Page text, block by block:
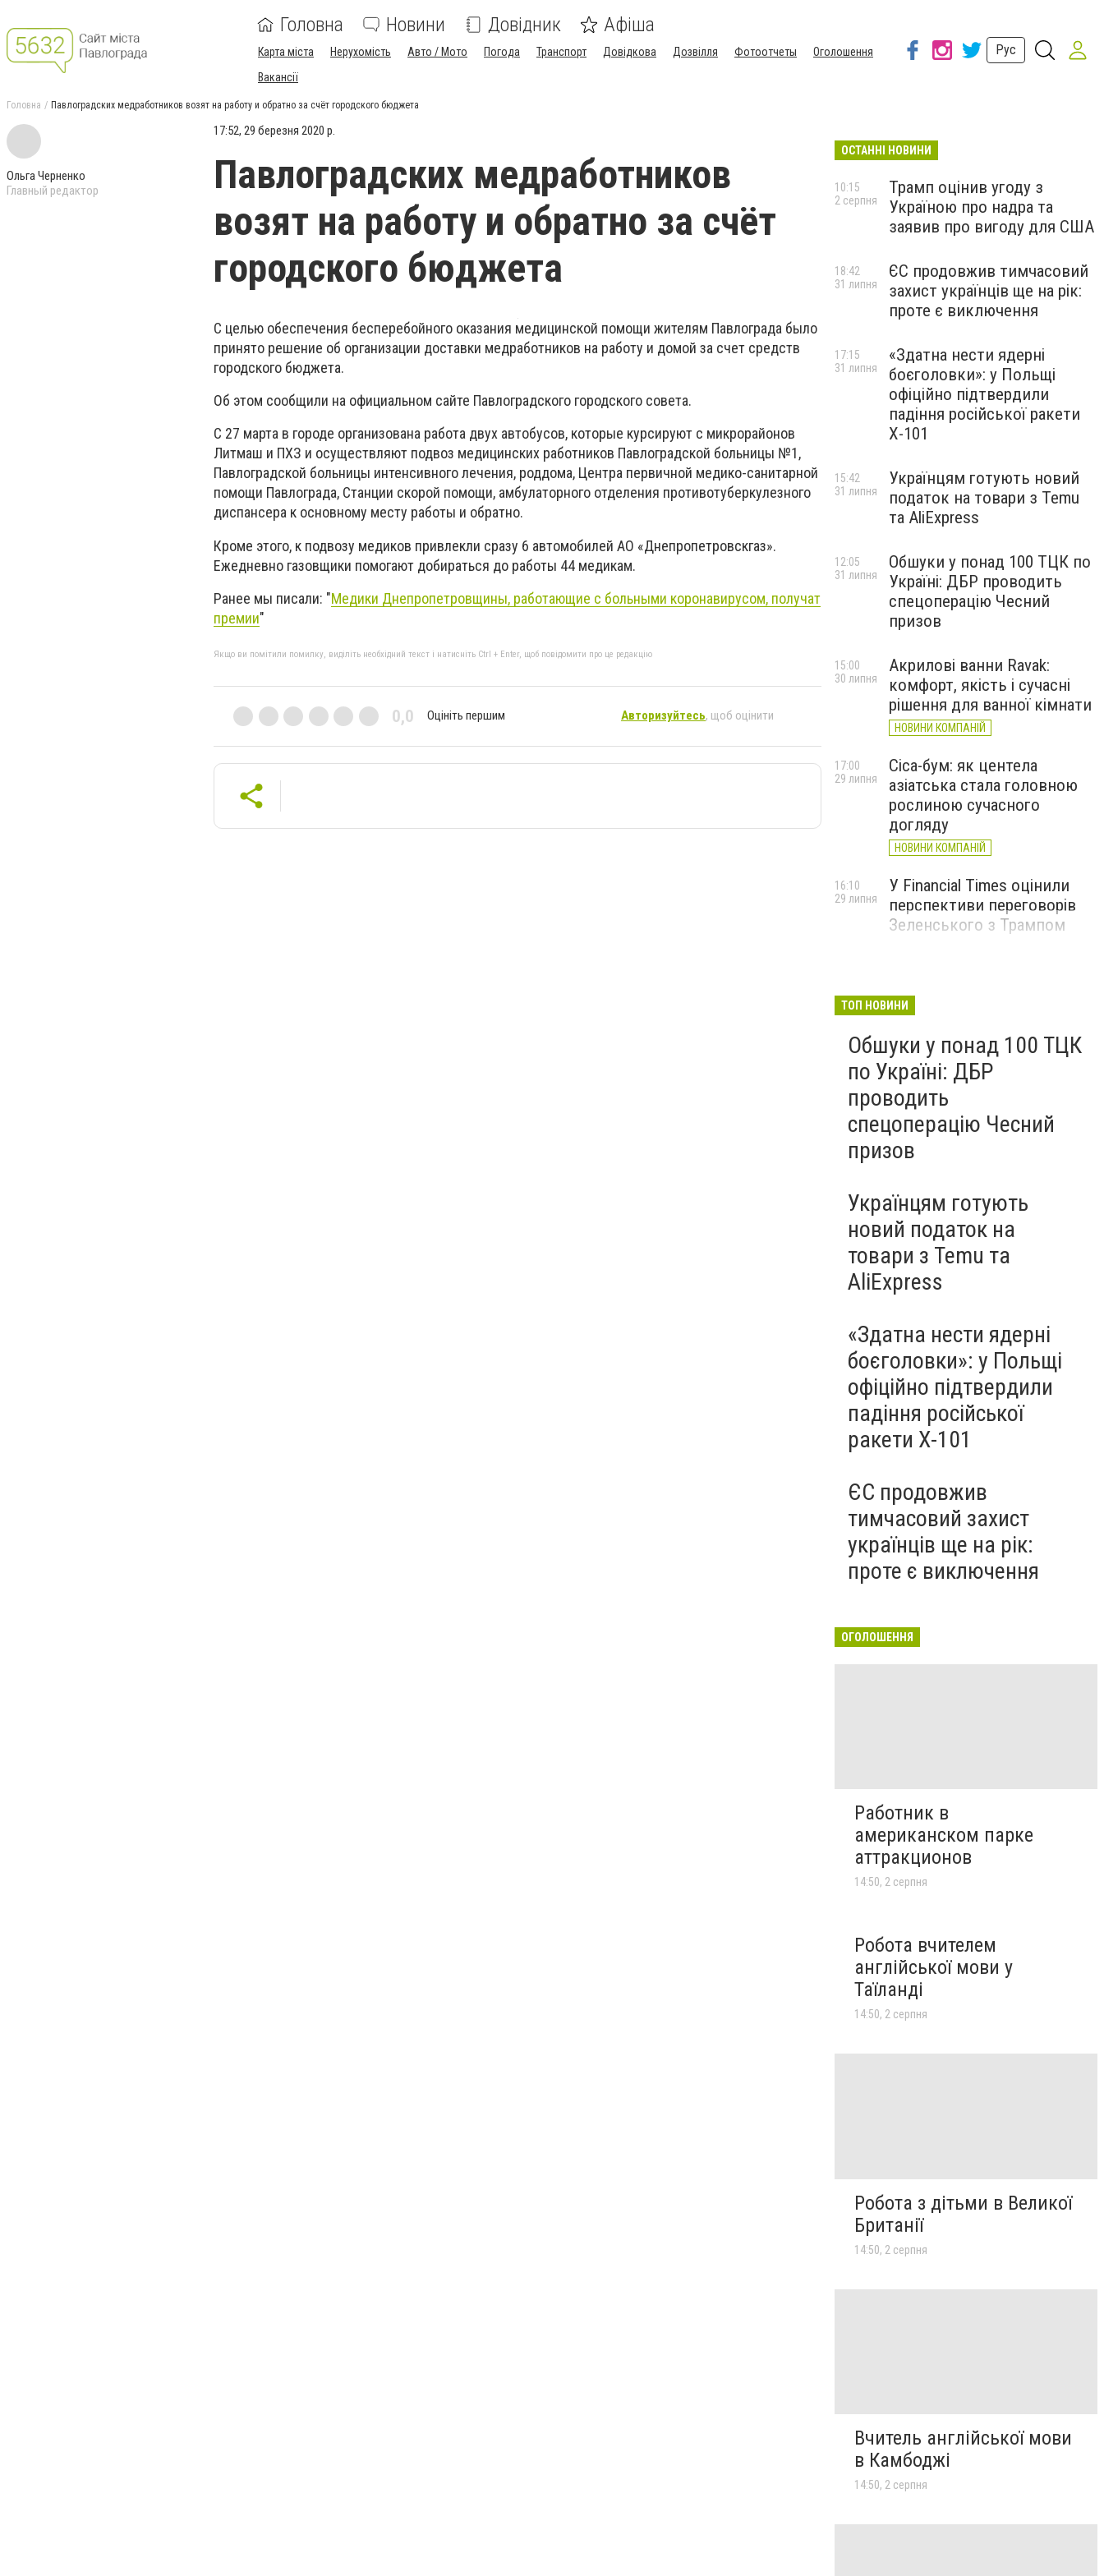
Головна Новини Довідник Афіша
Карта міста Нерухомість Авто / Мото Погода Транспорт Довідкова Дозвілля Фотоотчеты
Оголошення
Вакансії
Рус
Головна Павлоградских медработников возят на работу и обратно за счёт городского бюджета
Ольга Черненко
Главный редактор
17:52, 29 березня 2020 р.
Павлоградских медработников
возят на работу и обратно за счёт
городского бюджета
С целью обеспечения бесперебойного оказания медицинской помощи жителям Павлограда было
принято решение об организации доставки медработников на работу и домой за счет средств
городского бюджета.
Об этом сообщили на официальном сайте Павлоградского городского совета.
С 27 марта в городе организована работа двух автобусов, которые курсируют с микрорайонов
Литмаш и ПХЗ и осуществляют подвоз медицинских работников Павлоградской больницы №1,
Павлоградской больницы интенсивного лечения, роддома, Центра первичной медико-санитарной
помощи Павлограда, Станции скорой помощи, амбулаторного отделения противотуберкулезного
диспансера к основному месту работы и обратно.
Кроме этого, к подвозу медиков привлекли сразу 6 автомобилей АО «Днепропетровскгаз».
Ежедневно газовщики помогают добираться до работы 44 медикам.
Ранее мы писали: "Медики Днепропетровщины, работающие с больными коронавирусом, получат
премии"
Якщо ви помітили помилку, виділіть необхідний текст і натисніть Ctrl + Enter, щоб повідомити про це редакцію
0,0 Оцініть першим Авторизуйтесь, щоб оцінити
ОСТАННІ НОВИНИ
Трамп оцінив угоду з
Україною про надра та
заявив про вигоду для США
10:15
2 серпня
ЄС продовжив тимчасовий
захист українців ще на рік:
проте є виключення
18:42
31 липня
«Здатна нести ядерні
боєголовки»: у Польщі
офіційно підтвердили
падіння російської ракети
Х-101
17:15
31 липня
Українцям готують новий
податок на товари з Temu
та AliExpress
15:42
31 липня
Обшуки у понад 100 ТЦК по
Україні: ДБР проводить
спецоперацію Чесний
призов
12:05
31 липня
Акрилові ванни Ravak:
комфорт, якість і сучасні
рішення для ванної кімнати
НОВИНИ КОМПАНІЙ
15:00
30 липня
Cica-бум: як центела
азіатська стала головною
рослиною сучасного
догляду
НОВИНИ КОМПАНІЙ
17:00
29 липня
У Financial Times оцінили
перспективи переговорів
Зеленського з Трампом
16:10
29 липня
ТОП НОВИНИ
Обшуки у понад 100 ТЦК
по Україні: ДБР
проводить
спецоперацію Чесний
призов
Українцям готують
новий податок на
товари з Temu та
AliExpress
«Здатна нести ядерні
боєголовки»: у Польщі
офіційно підтвердили
падіння російської
ракети Х-101
ЄС продовжив
тимчасовий захист
українців ще на рік:
проте є виключення
ОГОЛОШЕННЯ
Работник в
американском парке
аттракционов
14:50, 2 серпня
Робота вчителем
англійської мови у
Таїланді
14:50, 2 серпня
Робота з дітьми в Великої
Британії
14:50, 2 серпня
Вчитель англійської мови
в Камбоджі
14:50, 2 серпня